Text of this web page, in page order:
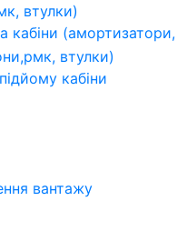
втулки)
кабіни (амортизатори,
втулки)
кабіни
вантажу